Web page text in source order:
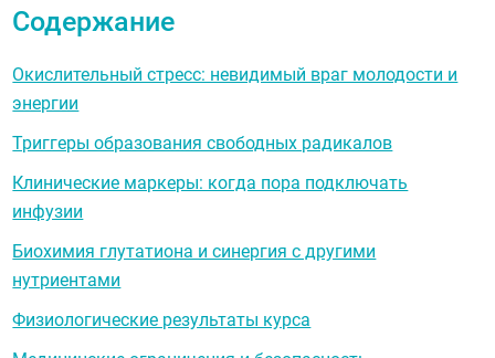
Содержание
Окислительный стресс: невидимый враг молодости и
энергии
Триггеры образования свободных радикалов
Клинические маркеры: когда пора подключать
инфузии
Биохимия глутатиона и синергия с другими
нутриентами
Физиологические результаты курса